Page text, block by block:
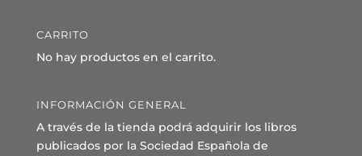
CARRITO
No hay productos en el carrito.
INFORMACIÓN GENERAL
A través de la tienda podrá adquirir los libros
publicados por la Sociedad Española de